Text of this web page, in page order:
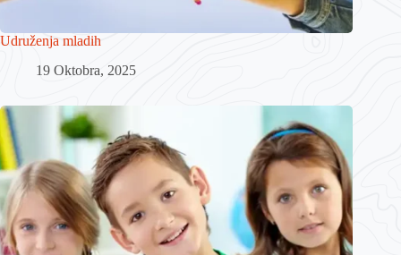
Udruženja mladih
19 Oktobra, 2025